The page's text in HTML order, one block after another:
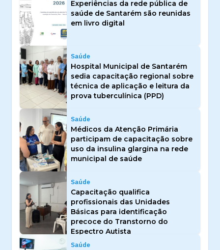
Experiências da rede pública de
saúde de Santarém são reunidas
em livro digital
Saúde
Hospital Municipal de Santarém
sedia capacitação regional sobre
técnica de aplicação e leitura da
prova tuberculínica (PPD)
Saúde
Médicos da Atenção Primária
participam de capacitação sobre
uso da insulina glargina na rede
municipal de saúde
Saúde
Capacitação qualifica
profissionais das Unidades
Básicas para identificação
precoce do Transtorno do
Espectro Autista
Saúde